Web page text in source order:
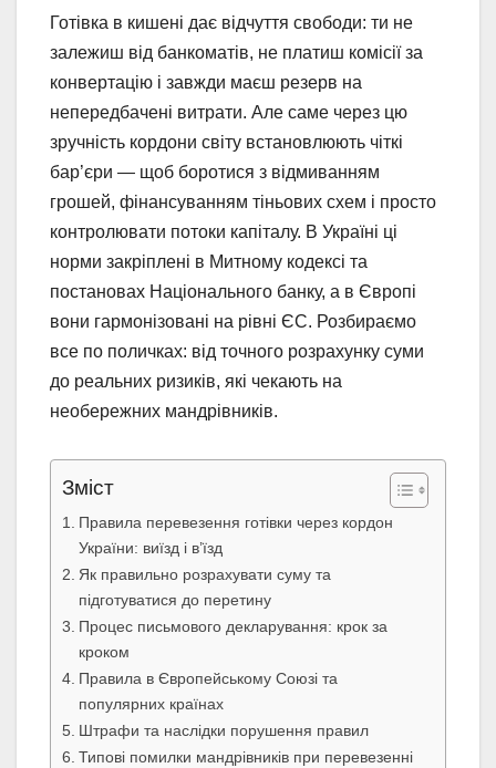
Готівка в кишені дає відчуття свободи: ти не
залежиш від банкоматів, не платиш комісії за
конвертацію і завжди маєш резерв на
непередбачені витрати. Але саме через цю
зручність кордони світу встановлюють чіткі
бар’єри — щоб боротися з відмиванням
грошей, фінансуванням тіньових схем і просто
контролювати потоки капіталу. В Україні ці
норми закріплені в Митному кодексі та
постановах Національного банку, а в Європі
вони гармонізовані на рівні ЄС. Розбираємо
все по поличках: від точного розрахунку суми
до реальних ризиків, які чекають на
необережних мандрівників.
Зміст
Правила перевезення готівки через кордон
України: виїзд і в’їзд
Як правильно розрахувати суму та
підготуватися до перетину
Процес письмового декларування: крок за
кроком
Правила в Європейському Союзі та
популярних країнах
Штрафи та наслідки порушення правил
Типові помилки мандрівників при перевезенні